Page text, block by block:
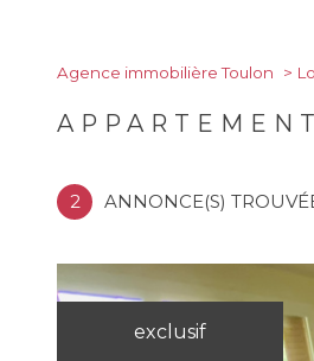
Agence immobilière Toulon
2 ANNONCE(S)
exclusif